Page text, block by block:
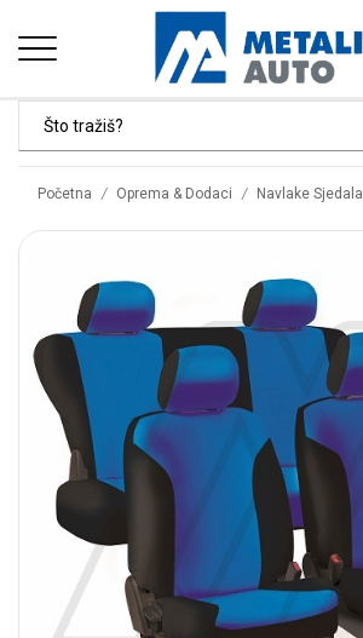
Početna / Oprema & Dodaci / Navlake Sjedala